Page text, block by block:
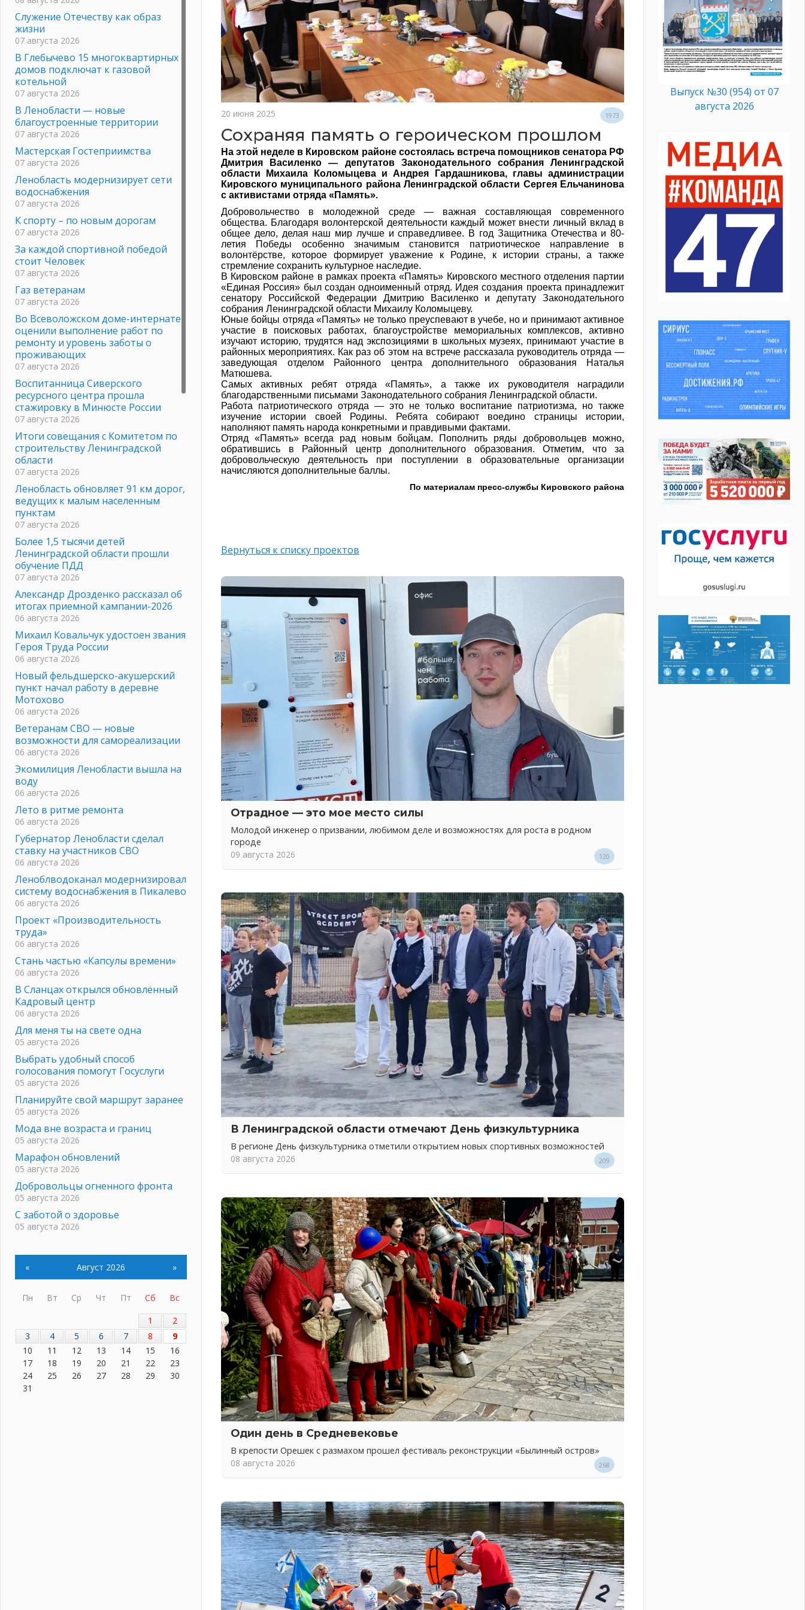
20 июня 2025 1973
Сохраняя память о героическом прошлом
На этой неделе в Кировском районе состоялась встреча помощников сенатора РФ
Дмитрия Василенко — депутатов Законодательного собрания Ленинградской
области Михаила Коломыцева и Андрея Гардашникова, главы администрации
Кировского муниципального района Ленинградской области Сергея Ельчанинова
с активистами отряда «Память».
Добровольчество в молодежной среде — важная составляющая современного
общества. Благодаря волонтерской деятельности каждый может внести личный вклад в
общее дело, делая наш мир лучше и справедливее. В год Защитника Отечества и 80-
летия Победы особенно значимым становится патриотическое направление в
волонтёрстве, которое формирует уважение к Родине, к истории страны, а также
стремление сохранить культурное наследие.
В Кировском районе в рамках проекта «Память» Кировского местного отделения партии
«Единая Россия» был создан одноименный отряд. Идея создания проекта принадлежит
сенатору Российской Федерации Дмитрию Василенко и депутату Законодательного
собрания Ленинградской области Михаилу Коломыцеву.
Юные бойцы отряда «Память» не только преуспевают в учебе, но и принимают активное
участие в поисковых работах, благоустройстве мемориальных комплексов, активно
изучают историю, трудятся над экспозициями в школьных музеях, принимают участие в
районных мероприятиях. Как раз об этом на встрече рассказала руководитель отряда —
заведующая отделом Районного центра дополнительного образования Наталья
Матюшева.
Самых активных ребят отряда «Память», а также их руководителя наградили
благодарственными письмами Законодательного собрания Ленинградской области.
Работа патриотического отряда — это не только воспитание патриотизма, но также
изучение истории своей Родины. Ребята собирают воедино страницы истории,
наполняют память народа конкретными и правдивыми фактами.
Отряд «Память» всегда рад новым бойцам. Пополнить ряды добровольцев можно,
обратившись в Районный центр дополнительного образования. Отметим, что за
добровольческую деятельность при поступлении в образовательные организации
начисляются дополнительные баллы.
По материалам пресс-службы Кировского района
Вернуться к списку проектов
Отрадное — это мое место силы
Молодой инженер о призвании, любимом деле и возможностях для роста в родном
городе
09 августа 2026
120
В Ленинградской области отмечают День физкультурника
В регионе День физкультурника отметили открытием новых спортивных возможностей
08 августа 2026
209
Один день в Средневековье
В крепости Орешек с размахом прошел фестиваль реконструкции «Былинный остров»
08 августа 2026
268
Служение Отечеству как образ
жизни
07 августа 2026
В Глебычево 15 многоквартирных
домов подключат к газовой
котельной
07 августа 2026
В Ленобласти — новые
благоустроенные территории
07 августа 2026
Мастерская Гостеприимства
07 августа 2026
Ленобласть модернизирует сети
водоснабжения
07 августа 2026
К спорту – по новым дорогам
07 августа 2026
За каждой спортивной победой
стоит Человек
07 августа 2026
Газ ветеранам
07 августа 2026
Во Всеволожском доме-интернате
оценили выполнение работ по
ремонту и уровень заботы о
проживающих
07 августа 2026
Воспитанница Сиверского
ресурсного центра прошла
стажировку в Минюсте России
07 августа 2026
Итоги совещания с Комитетом по
строительству Ленинградской
области
07 августа 2026
Ленобласть обновляет 91 км дорог,
ведущих к малым населенным
пунктам
07 августа 2026
Более 1,5 тысячи детей
Ленинградской области прошли
обучение ПДД
07 августа 2026
Александр Дрозденко рассказал об
итогах приемной кампании-2026
06 августа 2026
Михаил Ковальчук удостоен звания
Героя Труда России
06 августа 2026
Новый фельдшерско-акушерский
пункт начал работу в деревне
Мотохово
06 августа 2026
Ветеранам СВО — новые
возможности для самореализации
06 августа 2026
Экомилиция Ленобласти вышла на
воду
06 августа 2026
Лето в ритме ремонта
06 августа 2026
Губернатор Ленобласти сделал
ставку на участников СВО
06 августа 2026
Леноблводоканал модернизировал
систему водоснабжения в Пикалево
06 августа 2026
Проект «Производительность
труда»
06 августа 2026
Стань частью «Капсулы времени»
06 августа 2026
В Сланцах открылся обновлённый
Кадровый центр
06 августа 2026
Для меня ты на свете одна
05 августа 2026
Выбрать удобный способ
голосования помогут Госуслуги
05 августа 2026
Планируйте свой маршрут заранее
05 августа 2026
Мода вне возраста и границ
05 августа 2026
Марафон обновлений
05 августа 2026
Добровольцы огненного фронта
05 августа 2026
С заботой о здоровье
05 августа 2026
05 августа 2026
Пульс региона
«Результат командный, заслуга
05 августа 2026
Вдохновлять, просвещать и
объединять!
05 августа 2026
Не оставят в беде
« Август 2026 »
Пн Вт Ср Чт Пт Сб
Вс
1
2
3
4 5 6 7 8
9
10
11 12 13 14 15
16
17
18 19 20 21 22
23
24
25 26 27 28 29
30
31
Выпуск №30 (954) от 07
августа 2026